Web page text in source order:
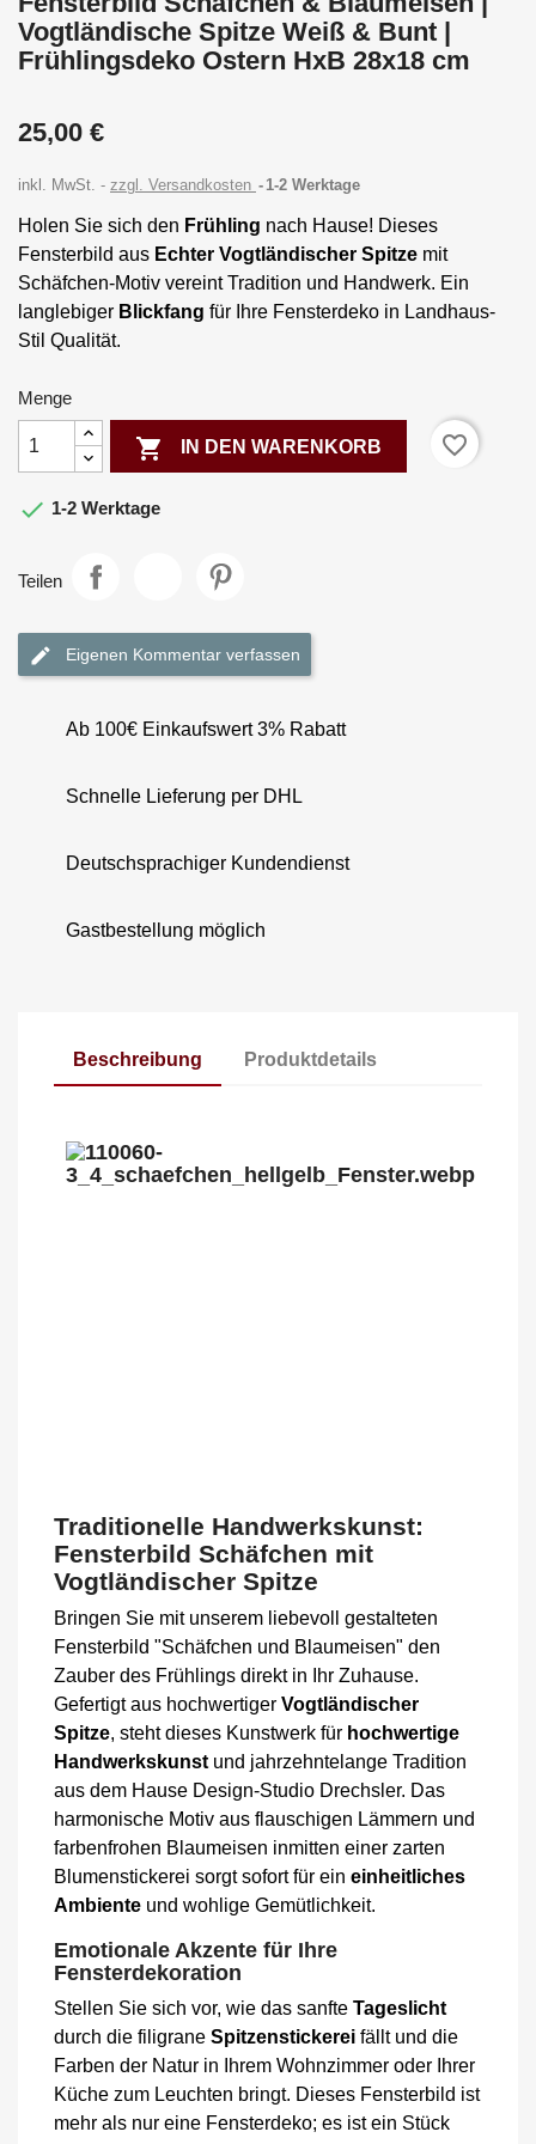
Vogtländische Spitze Weiß & Bunt |
Frühlingsdeko Ostern HxB 28x18 cm
25,00 €
inkl. MwSt. zzgl. Versandkosten 1-2 Werktage
Holen Sie sich den Frühling nach Hause! Dieses
Fensterbild aus Echter Vogtländischer Spitze mit
Schäfchen-Motiv vereint Tradition und Handwerk. Ein
langlebiger Blickfang für Ihre Fensterdeko in Landhaus-
Stil Qualität.
Menge
 IN DEN WARENKORB favorite_border
 1-2 Werktage
Teilen
Eigenen Kommentar verfassen
Ab 100€ Einkaufswert 3% Rabatt
Schnelle Lieferung per DHL
Deutschsprachiger Kundendienst
Gastbestellung möglich
Beschreibung Produktdetails
Traditionelle Handwerkskunst:
Fensterbild Schäfchen mit
Vogtländischer Spitze
Bringen Sie mit unserem liebevoll gestalteten
Fensterbild "Schäfchen und Blaumeisen" den
Zauber des Frühlings direkt in Ihr Zuhause.
Gefertigt aus hochwertiger Vogtländischer
Spitze, steht dieses Kunstwerk für hochwertige
Handwerkskunst und jahrzehntelange Tradition
aus dem Hause Design-Studio Drechsler. Das
harmonische Motiv aus flauschigen Lämmern und
farbenfrohen Blaumeisen inmitten einer zarten
Blumenstickerei sorgt sofort für ein einheitliches
Ambiente und wohlige Gemütlichkeit.
Emotionale Akzente für Ihre
Fensterdekoration
Stellen Sie sich vor, wie das sanfte Tageslicht
durch die filigrane Spitzenstickerei fällt und die
Farben der Natur in Ihrem Wohnzimmer oder Ihrer
Küche zum Leuchten bringt. Dieses Fensterbild ist
mehr als nur eine Fensterdeko; es ist ein Stück